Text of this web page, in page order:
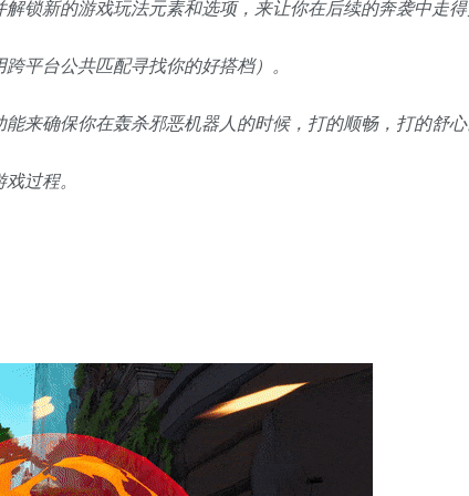
锁新的游戏玩法元素和选项，来让你在后续的奔袭中走得
平台公共匹配寻找你的好搭档）。
来确保你在轰杀邪恶机器人的时候，打的顺畅，打的舒心
过程。